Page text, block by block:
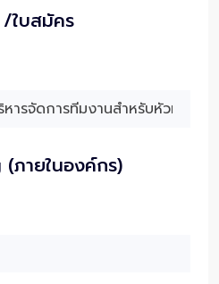
ใบสมัคร
ภายในองค์กร)